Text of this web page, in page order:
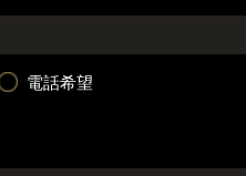
電話希望